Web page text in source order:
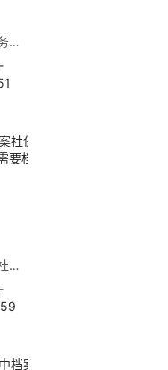
深圳市人才服务中心地址 档案补办查询
没有人事档案社保就白交了吗？办理退休需要档案吗